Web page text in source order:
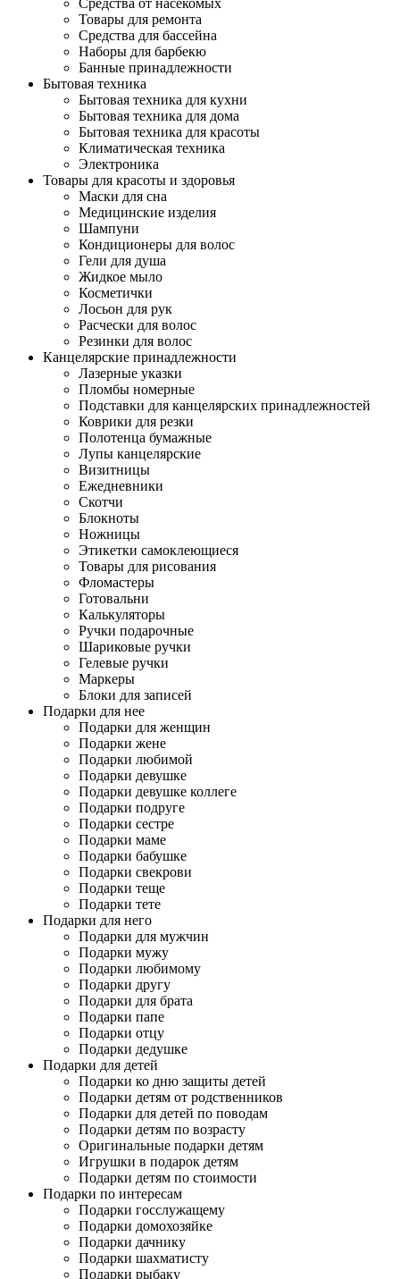
Средства от насекомых
Товары для ремонта
Средства для бассейна
Наборы для барбекю
Банные принадлежности
Бытовая техника
Бытовая техника для кухни
Бытовая техника для дома
Бытовая техника для красоты
Климатическая техника
Электроника
Товары для красоты и здоровья
Маски для сна
Медицинские изделия
Шампуни
Кондиционеры для волос
Гели для душа
Жидкое мыло
Косметички
Лосьон для рук
Расчески для волос
Резинки для волос
Канцелярские принадлежности
Лазерные указки
Пломбы номерные
Подставки для канцелярских принадлежностей
Коврики для резки
Полотенца бумажные
Лупы канцелярские
Визитницы
Ежедневники
Скотчи
Блокноты
Ножницы
Этикетки самоклеющиеся
Товары для рисования
Фломастеры
Готовальни
Калькуляторы
Ручки подарочные
Шариковые ручки
Гелевые ручки
Маркеры
Блоки для записей
Подарки для нее
Подарки для женщин
Подарки жене
Подарки любимой
Подарки девушке
Подарки девушке коллеге
Подарки подруге
Подарки сестре
Подарки маме
Подарки бабушке
Подарки свекрови
Подарки теще
Подарки тете
Подарки для него
Подарки для мужчин
Подарки мужу
Подарки любимому
Подарки другу
Подарки для брата
Подарки папе
Подарки отцу
Подарки дедушке
Подарки для детей
Подарки ко дню защиты детей
Подарки детям от родственников
Подарки для детей по поводам
Подарки детям по возрасту
Оригинальные подарки детям
Игрушки в подарок детям
Подарки детям по стоимости
Подарки по интересам
Подарки госслужащему
Подарки домохозяйке
Подарки дачнику
Подарки шахматисту
Подарки рыбаку